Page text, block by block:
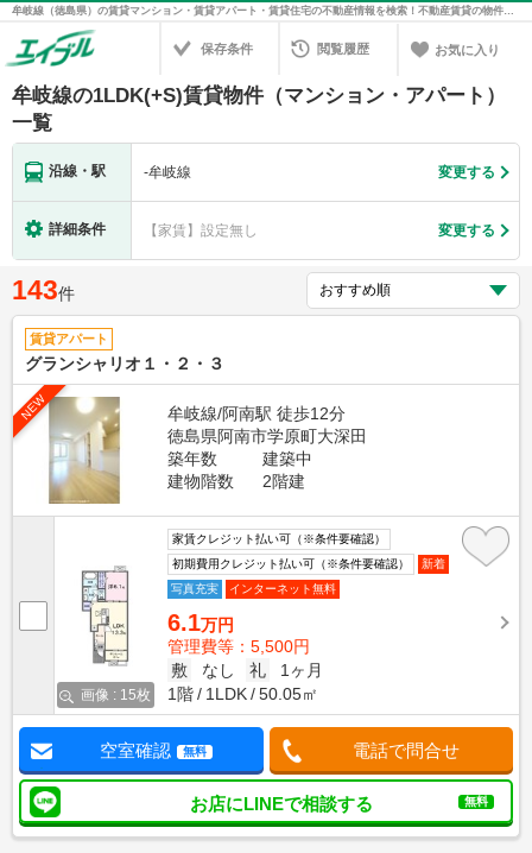
牟岐線（徳島県）の賃貸マンション・賃貸アパート・賃貸住宅の不動産情報を検索！不動産賃貸の物件探しは、お部屋探しのエイブル
保存条件 閲覧履歴 お気に入り
牟岐線の1LDK(+S)賃貸物件（マンション・アパート）
一覧
沿線・駅 -牟岐線 変更する
詳細条件 【家賃】設定無し 変更する
143件
賃貸アパート
グランシャリオ１・２・３
NEW
牟岐線/阿南駅 徒歩12分
徳島県阿南市学原町大深田
築年数
建築中
建物階数
2階建
画像 : 15枚
家賃クレジット払い可（※条件要確認）
初期費用クレジット払い可（※条件要確認）
新着
写真充実
インターネット無料
6.1万円
管理費等：5,500円
敷
なし 礼
1ヶ月
1階
1LDK 50.05㎡
空室確認 無料 電話で問合せ
お店にLINEで相談する 無料